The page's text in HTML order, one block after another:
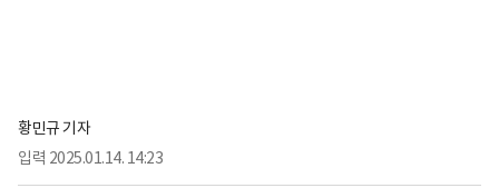
황민규 기자
입력 2025.01.14. 14:23